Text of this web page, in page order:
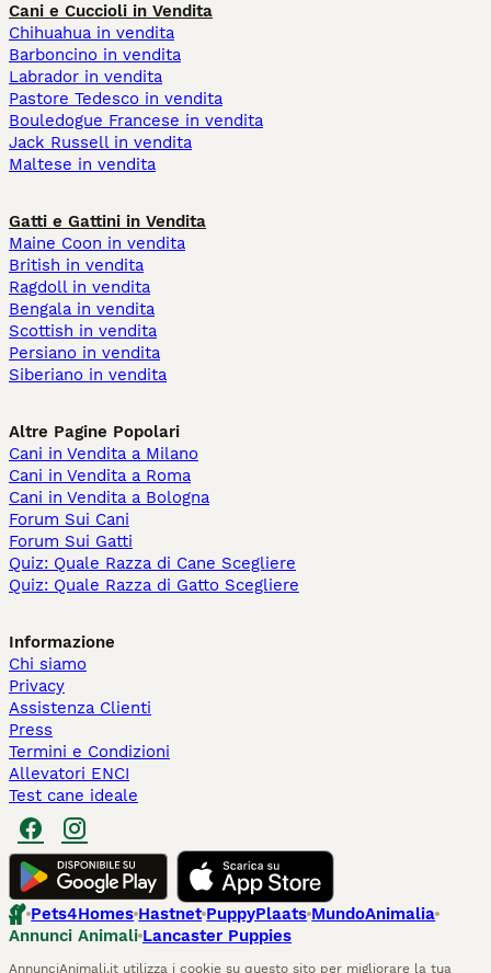
Cani e Cuccioli in Vendita
Chihuahua in vendita
Barboncino in vendita
Labrador in vendita
Pastore Tedesco in vendita
Bouledogue Francese in vendita
Jack Russell in vendita
Maltese in vendita
Gatti e Gattini in Vendita
Maine Coon in vendita
British in vendita
Ragdoll in vendita
Bengala in vendita
Scottish in vendita
Persiano in vendita
Siberiano in vendita
Altre Pagine Popolari
Cani in Vendita a Milano
Cani in Vendita a Roma
Cani in Vendita a Bologna
Forum Sui Cani
Forum Sui Gatti
Quiz: Quale Razza di Cane Scegliere
Quiz: Quale Razza di Gatto Scegliere
Informazione
Chi siamo
Privacy
Assistenza Clienti
Press
Termini e Condizioni
Allevatori ENCI
Test cane ideale
Pets4Homes Hastnet PuppyPlaats MundoAnimalia
Annunci Animali Lancaster Puppies
AnnunciAnimali.it utilizza i cookie su questo sito per migliorare la tua